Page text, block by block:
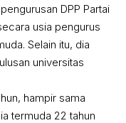
DPP Partai
usia pengurus
Selain itu, dia
universitas
hampir sama
termuda 22 tahun